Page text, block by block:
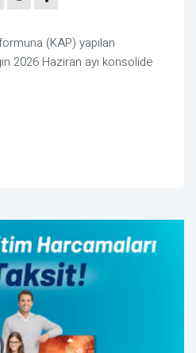
(KAP) yapılan
2026 Haziran ayı konsolide